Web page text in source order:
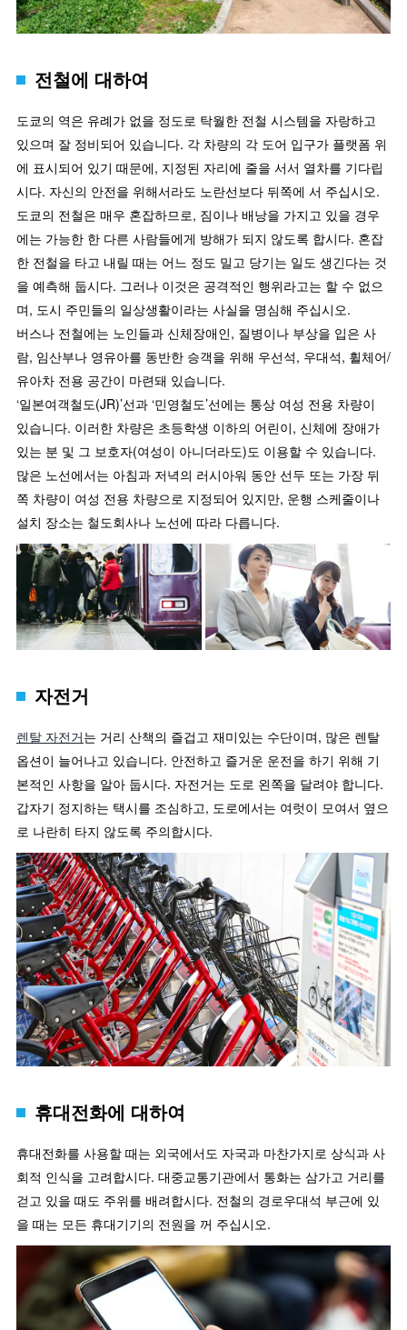
전철에 대하여
도쿄의 역은 유례가 없을 정도로 탁월한 전철 시스템을 자랑하고
있으며 잘 정비되어 있습니다. 각 차량의 각 도어 입구가 플랫폼 위
에 표시되어 있기 때문에, 지정된 자리에 줄을 서서 열차를 기다립
시다. 자신의 안전을 위해서라도 노란선보다 뒤쪽에 서 주십시오.
도쿄의 전철은 매우 혼잡하므로, 짐이나 배낭을 가지고 있을 경우
에는 가능한 한 다른 사람들에게 방해가 되지 않도록 합시다. 혼잡
한 전철을 타고 내릴 때는 어느 정도 밀고 당기는 일도 생긴다는 것
을 예측해 둡시다. 그러나 이것은 공격적인 행위라고는 할 수 없으
며, 도시 주민들의 일상생활이라는 사실을 명심해 주십시오.
버스나 전철에는 노인들과 신체장애인, 질병이나 부상을 입은 사
람, 임산부나 영유아를 동반한 승객을 위해 우선석, 우대석, 휠체어/
유아차 전용 공간이 마련돼 있습니다.
‘일본여객철도(JR)’선과 ‘민영철도’선에는 통상 여성 전용 차량이
있습니다. 이러한 차량은 초등학생 이하의 어린이, 신체에 장애가
있는 분 및 그 보호자(여성이 아니더라도)도 이용할 수 있습니다.
많은 노선에서는 아침과 저녁의 러시아워 동안 선두 또는 가장 뒤
쪽 차량이 여성 전용 차량으로 지정되어 있지만, 운행 스케줄이나
설치 장소는 철도회사나 노선에 따라 다릅니다.
자전거
렌탈 자전거는 거리 산책의 즐겁고 재미있는 수단이며, 많은 렌탈
옵션이 늘어나고 있습니다. 안전하고 즐거운 운전을 하기 위해 기
본적인 사항을 알아 둡시다. 자전거는 도로 왼쪽을 달려야 합니다.
갑자기 정지하는 택시를 조심하고, 도로에서는 여럿이 모여서 옆으
로 나란히 타지 않도록 주의합시다.
휴대전화에 대하여
휴대전화를 사용할 때는 외국에서도 자국과 마찬가지로 상식과 사
회적 인식을 고려합시다. 대중교통기관에서 통화는 삼가고 거리를
걷고 있을 때도 주위를 배려합시다. 전철의 경로우대석 부근에 있
을 때는 모든 휴대기기의 전원을 꺼 주십시오.